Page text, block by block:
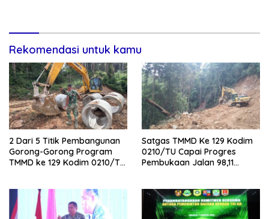
Rekomendasi untuk kamu
2 Dari 5 Titik Pembangunan
Gorong-Gorong Program
TMMD ke 129 Kodim 0210/TU
Satgas TMMD Ke 129 Kodim
0210/TU Capai Progres
Pembukaan Jalan 98,11